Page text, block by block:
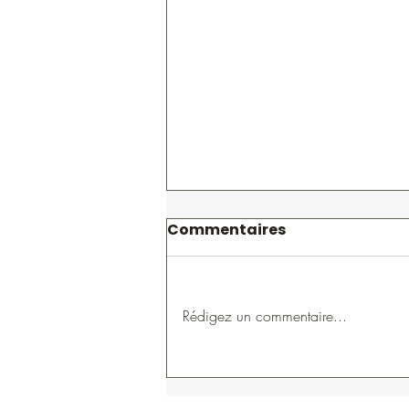
Montréal fait tomber les
Commentaires
Rédigez un commentaire...